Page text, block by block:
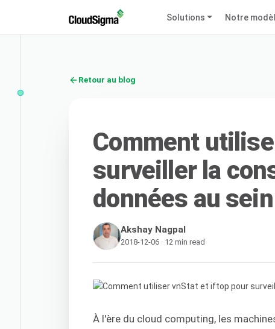
Solutions Notre
Retour au blog
Comment
surveiller la
données au
Akshay Nagpal
2018-12-06 · 12 min read
À l'ère du cloud computing, les